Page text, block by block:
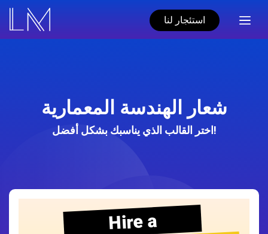
استئجار لنا
شعار الهندسة المعمارية
اختر القالب الذي يناسبك بشكل أفضل!
Hire a